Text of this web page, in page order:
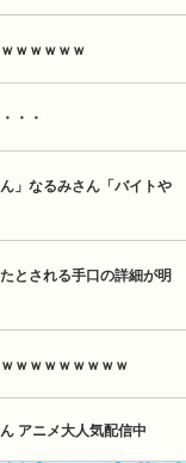
ｗｗｗｗｗ
・・
」なるみさん「バイトや
とされる手口の詳細が明
ｗｗｗｗｗｗｗｗ
アニメ大人気配信中